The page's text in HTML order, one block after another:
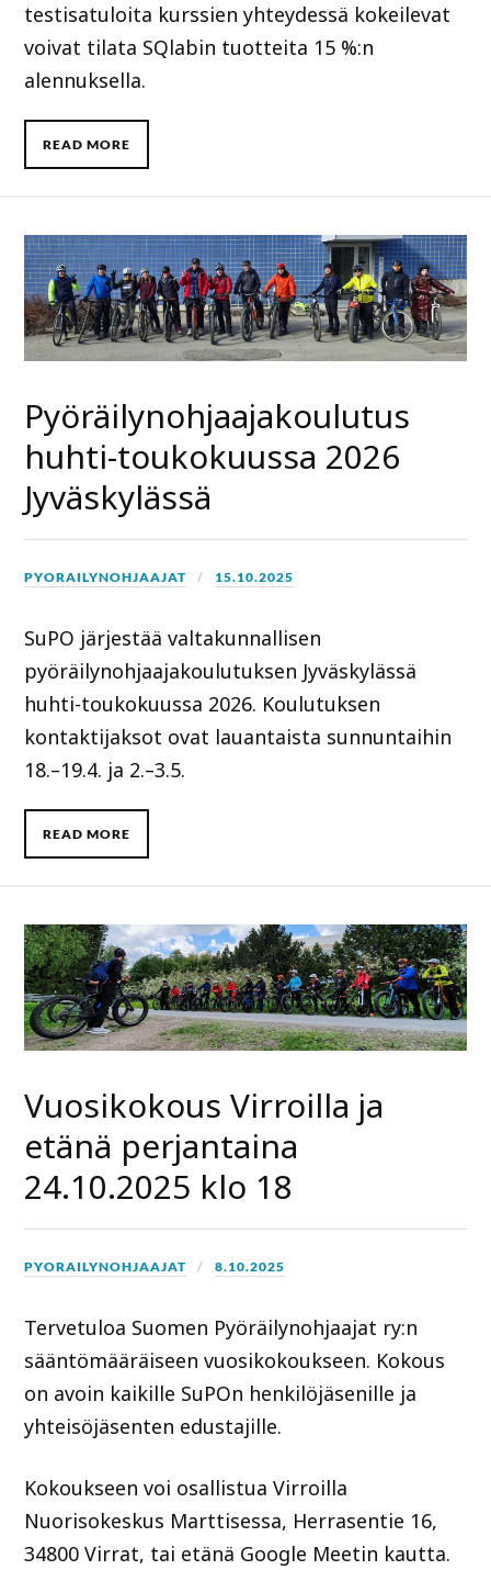
testisatuloita kurssien yhteydessä kokeilevat
voivat tilata SQlabin tuotteita 15 %:n
alennuksella.
READ MORE
Pyöräilynohjaajakoulutus
huhti-toukokuussa 2026
Jyväskylässä
PYORAILYNOHJAAJAT 15.10.2025
SuPO järjestää valtakunnallisen
pyöräilynohjaajakoulutuksen Jyväskylässä
huhti-toukokuussa 2026. Koulutuksen
kontaktijaksot ovat lauantaista sunnuntaihin
18.–19.4. ja 2.–3.5.
READ MORE
Vuosikokous Virroilla ja
etänä perjantaina
24.10.2025 klo 18
PYORAILYNOHJAAJAT 8.10.2025
Tervetuloa Suomen Pyöräilynohjaajat ry:n
sääntömääräiseen vuosikokoukseen. Kokous
on avoin kaikille SuPOn henkilöjäsenille ja
yhteisöjäsenten edustajille.
Kokoukseen voi osallistua Virroilla
Nuorisokeskus Marttisessa, Herrasentie 16,
34800 Virrat, tai etänä Google Meetin kautta.